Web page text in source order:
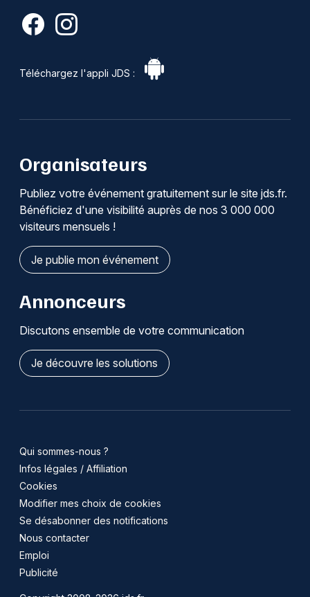
Téléchargez l'appli JDS :
Organisateurs
Publiez votre événement gratuitement sur le site jds.fr.
Bénéficiez d'une visibilité auprès de nos 3 000 000
visiteurs mensuels !
Je publie mon événement
Annonceurs
Discutons ensemble de votre communication
Je découvre les solutions
Qui sommes-nous ?
Infos légales / Affiliation
Cookies
Modifier mes choix de cookies
Se désabonner des notifications
Nous contacter
Emploi
Publicité